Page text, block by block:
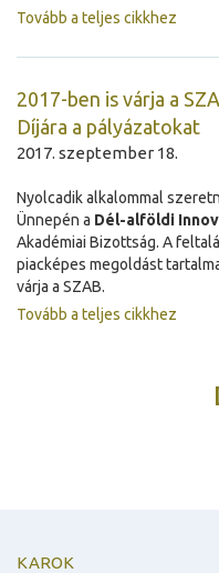
Tovább a teljes cikkhez
2017-ben is várja a
Díjára a pályázatokat
2017. szeptember 18.
Nyolcadik alkalommal
Ünnepén a Dél-alföldi
Akadémiai Bizottság. A
piacképes megoldást
várja a SZAB.
Tovább a teljes cikkhez
KAROK